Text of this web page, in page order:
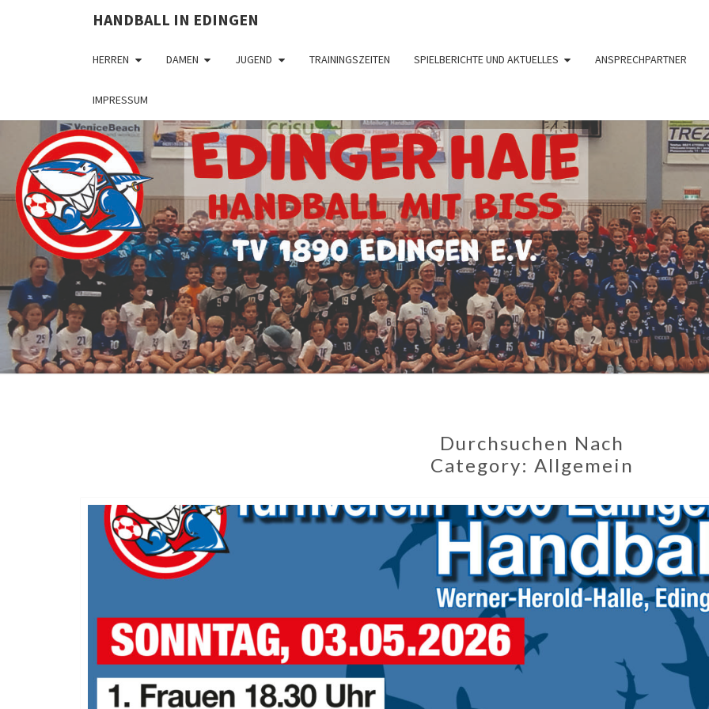
HANDBALL IN EDINGEN
HERREN DAMEN JUGEND TRAININGSZEITEN SPIELBERICHTE UND AKTUELLES ANSPRECHPARTNER
IMPRESSUM
TV
1890
Edingen
Durchsuchen Nach
Category: Allgemein